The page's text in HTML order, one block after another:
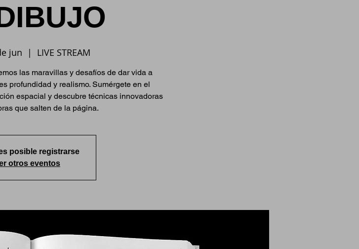
jun
  |
LIVE STREAM
las maravillas y desafíos de dar vida a
profundidad y realismo. Sumérgete en el
espacial y descubre técnicas innovadoras
que salten de la página.
posible registrarse
otros eventos